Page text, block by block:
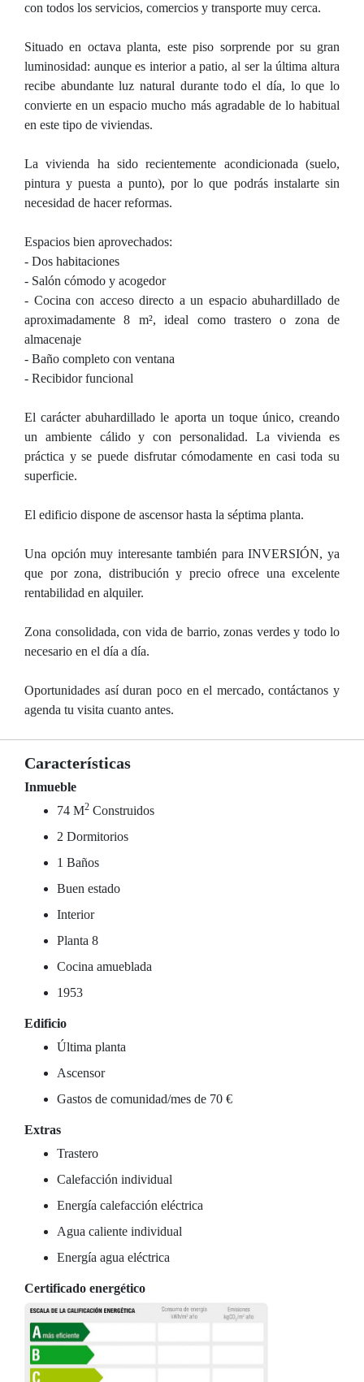
con todos los servicios, comercios y transporte muy cerca.
Situado en octava planta, este piso sorprende por su gran
luminosidad: aunque es interior a patio, al ser la última altura
recibe abundante luz natural durante todo el día, lo que lo
convierte en un espacio mucho más agradable de lo habitual
en este tipo de viviendas.
La vivienda ha sido recientemente acondicionada (suelo,
pintura y puesta a punto), por lo que podrás instalarte sin
necesidad de hacer reformas.
Espacios bien aprovechados:
- Dos habitaciones
- Salón cómodo y acogedor
- Cocina con acceso directo a un espacio abuhardillado de
aproximadamente 8 m², ideal como trastero o zona de
almacenaje
- Baño completo con ventana
- Recibidor funcional
El carácter abuhardillado le aporta un toque único, creando
un ambiente cálido y con personalidad. La vivienda es
práctica y se puede disfrutar cómodamente en casi toda su
superficie.
El edificio dispone de ascensor hasta la séptima planta.
Una opción muy interesante también para INVERSIÓN, ya
que por zona, distribución y precio ofrece una excelente
rentabilidad en alquiler.
Zona consolidada, con vida de barrio, zonas verdes y todo lo
necesario en el día a día.
Oportunidades así duran poco en el mercado, contáctanos y
agenda tu visita cuanto antes.
Características
Inmueble
74 M2 Construidos
2 Dormitorios
1 Baños
Buen estado
Interior
Planta 8
Cocina amueblada
1953
Edificio
Última planta
Ascensor
Gastos de comunidad/mes de 70 €
Extras
Trastero
Calefacción individual
Energía calefacción eléctrica
Agua caliente individual
Energía agua eléctrica
Certificado energético